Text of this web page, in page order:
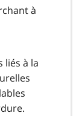
à
liés à la